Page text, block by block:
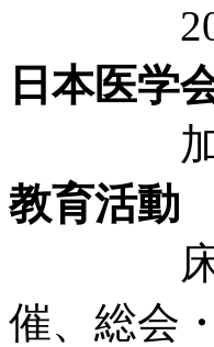
日本医学
加盟
教育活動
床ずれ
催、総会